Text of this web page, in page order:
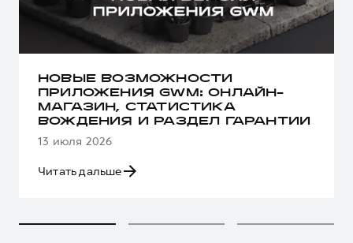
НОВЫЕ ВОЗМОЖНОСТИ
ПРИЛОЖЕНИЯ GWM: ОНЛАЙН-
МАГАЗИН, СТАТИСТИКА
ВОЖДЕНИЯ И РАЗДЕЛ ГАРАНТИИ
13 июля 2026
Читать дальше